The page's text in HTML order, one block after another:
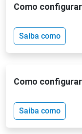
Como
Saiba como
Como
Saiba como